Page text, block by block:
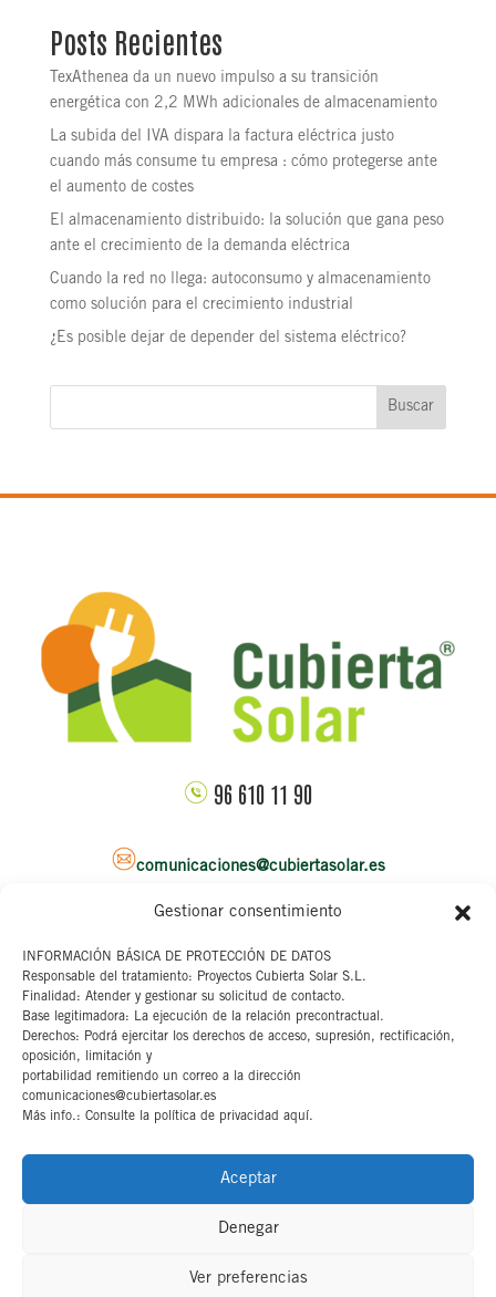
Gestionar consentimiento
INFORMACIÓN BÁSICA DE PROTECCIÓN DE DATOS
Responsable del tratamiento: Proyectos Cubierta Solar S.L.
Finalidad: Atender y gestionar su solicitud de contacto.
Base legitimadora: La ejecución de la relación precontractual.
Derechos: Podrá ejercitar los derechos de acceso, supresión, rectificación,
oposición, limitación y
portabilidad remitiendo un correo a la dirección
comunicaciones@cubiertasolar.es
Más info.: Consulte la política de privacidad aquí.
Aceptar
Denegar
Ver preferencias
Posts Recientes
TexAthenea da un nuevo impulso a su transición
energética con 2,2 MWh adicionales de almacenamiento
La subida del IVA dispara la factura eléctrica justo
cuando más consume tu empresa : cómo protegerse ante
el aumento de costes
El almacenamiento distribuido: la solución que gana peso
ante el crecimiento de la demanda eléctrica
Cuando la red no llega: autoconsumo y almacenamiento
como solución para el crecimiento industrial
¿Es posible dejar de depender del sistema eléctrico?
Buscar
96 610 11 90
comunicaciones@cubiertasolar.es
Sede corporativa
C/ Pascual y Genis, 20
4ª planta
46002 Valencia
Aviso legal
Canal interno